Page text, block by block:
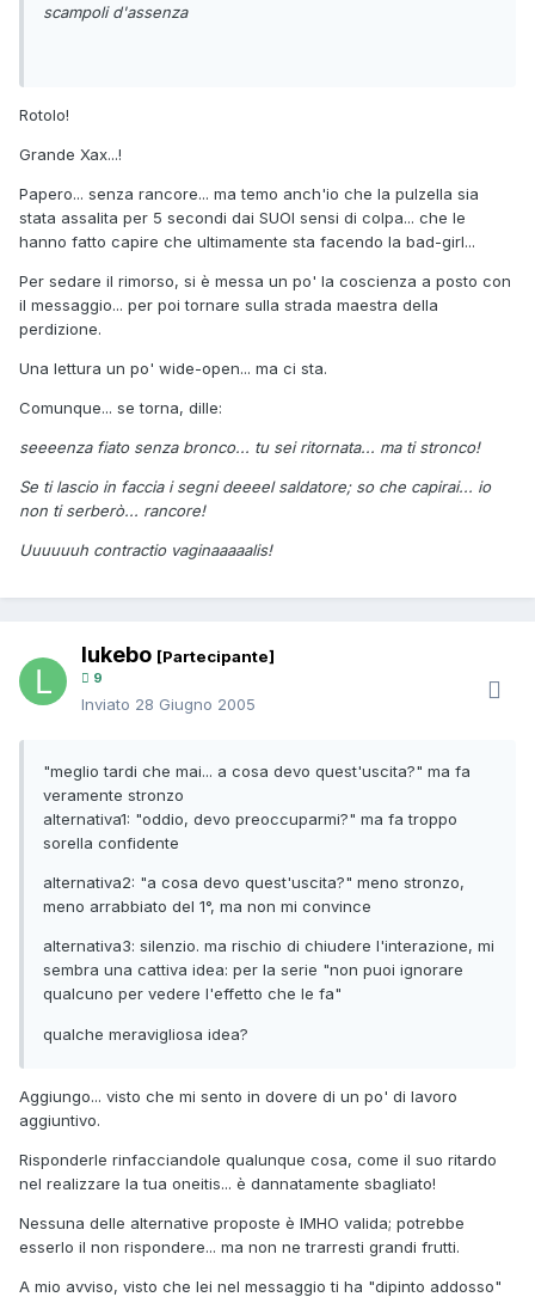
scampoli d'assenza
Rotolo!
Grande Xax...!
Papero... senza rancore... ma temo anch'io che la pulzella sia
stata assalita per 5 secondi dai SUOI sensi di colpa... che le
hanno fatto capire che ultimamente sta facendo la bad-girl...
Per sedare il rimorso, si è messa un po' la coscienza a posto con
il messaggio... per poi tornare sulla strada maestra della
perdizione.
Una lettura un po' wide-open... ma ci sta.
Comunque... se torna, dille:
seeeenza fiato senza bronco... tu sei ritornata... ma ti stronco!
Se ti lascio in faccia i segni deeeel saldatore; so che capirai... io
non ti serberò... rancore!
Uuuuuuh contractio vaginaaaaalis!
lukebo [Partecipante]
9
Inviato 28 Giugno 2005
"meglio tardi che mai... a cosa devo quest'uscita?" ma fa
veramente stronzo
alternativa1: "oddio, devo preoccuparmi?" ma fa troppo
sorella confidente
alternativa2: "a cosa devo quest'uscita?" meno stronzo,
meno arrabbiato del 1°, ma non mi convince
alternativa3: silenzio. ma rischio di chiudere l'interazione, mi
sembra una cattiva idea: per la serie "non puoi ignorare
qualcuno per vedere l'effetto che le fa"
qualche meravigliosa idea?
Aggiungo... visto che mi sento in dovere di un po' di lavoro
aggiuntivo.
Risponderle rinfacciandole qualunque cosa, come il suo ritardo
nel realizzare la tua oneitis... è dannatamente sbagliato!
Nessuna delle alternative proposte è IMHO valida; potrebbe
esserlo il non rispondere... ma non ne trarresti grandi frutti.
A mio avviso, visto che lei nel messaggio ti ha "dipinto addosso"